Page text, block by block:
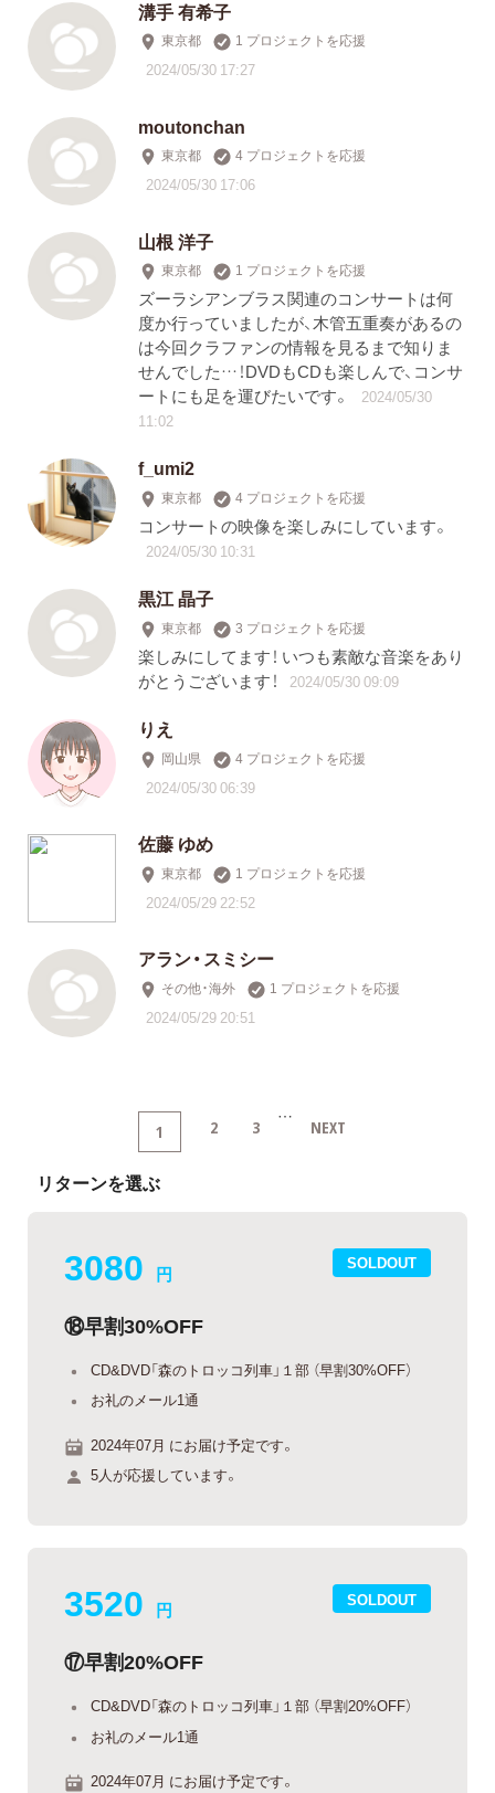
溝手 有希子
東京都 1 プロジェクトを応援
2024/05/30 17:27
moutonchan
東京都 4 プロジェクトを応援
2024/05/30 17:06
山根 洋子
東京都 1 プロジェクトを応援
ズーラシアンブラス関連のコンサートは何
度か行っていましたが、木管五重奏があるの
は今回クラファンの情報を見るまで知りま
せんでした…！DVDもCDも楽しんで、コンサ
ートにも足を運びたいです。
2024/05/30
11:02
f_umi2
東京都 4 プロジェクトを応援
コンサートの映像を楽しみにしています。
2024/05/30 10:31
黒江 晶子
東京都 3 プロジェクトを応援
楽しみにしてます！ いつも素敵な音楽をあり
がとうございます！
2024/05/30 09:09
りえ
岡山県 4 プロジェクトを応援
2024/05/30 06:39
佐藤 ゆめ
東京都 1 プロジェクトを応援
2024/05/29 22:52
アラン・スミシー
その他・海外 1 プロジェクトを応援
2024/05/29 20:51
1 2 3 … NEXT
リターンを選ぶ
SOLDOUT
3080 円
⑱早割30%OFF
CD&DVD「森のトロッコ列車」１部 （早割30%OFF）
お礼のメール1通
2024年07月 にお届け予定です。
5人が応援しています。
SOLDOUT
3520 円
⑰早割20%OFF
CD&DVD「森のトロッコ列車」１部 （早割20%OFF）
お礼のメール1通
2024年07月 にお届け予定です。